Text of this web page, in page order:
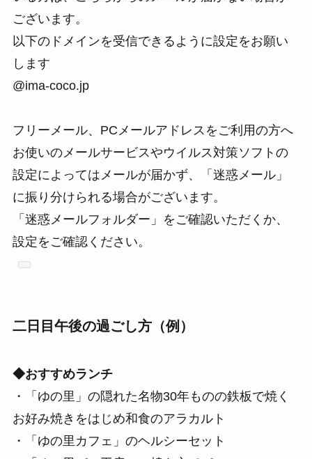
ございます。
以下のドメインを受信できるように設定をお願い
します
@ima-coco.jp
フリーメール、PCメールアドレスをご利用の方へ
お使いのメールサービスやウイルス対策ソフトの
設定によってはメールが届かず、「迷惑メール」
に振り分けられる場合がございます。
「迷惑メールフォルダー」をご確認いただくか、
設定をご確認ください。
二日目午後の過ごし方（例）
◆おすすめランチ
・「ゆの里」の隠れた名物30年ものの鉄板で焼く
お好み焼きをはじめ和食のアラカルト
・「ゆの里カフェ」のヘルシーセット